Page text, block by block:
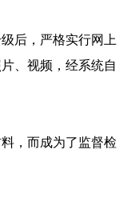
后，严格实行网上
、视频，经系统自
，而成为了监督检